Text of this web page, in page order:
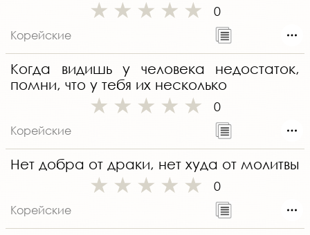
0
Корейские
Когда видишь у человека недостаток,
помни, что у тебя их несколько
0
Корейские
Нет добра от драки, нет худа от молитвы
0
Корейские